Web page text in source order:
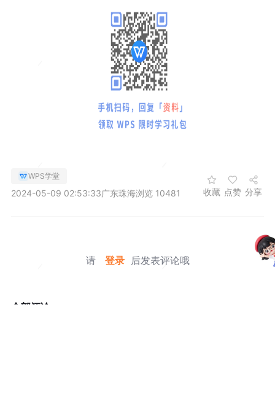
WPS学堂
2024-05-09 02:53:33广东珠海浏览 10481 收藏 点赞 分享
请 登录 后发表评论哦
全部评论